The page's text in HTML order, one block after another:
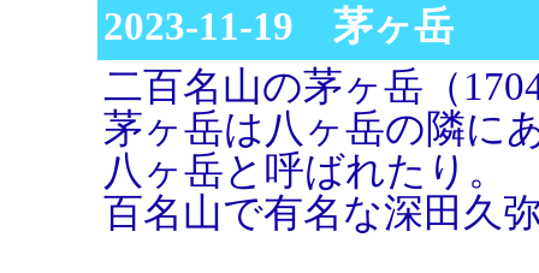
2023-11-19 茅ヶ岳
二百名山の茅ヶ岳（
茅ヶ岳は八ヶ岳の隣に
八ヶ岳と呼ばれたり。
百名山で有名な深田久